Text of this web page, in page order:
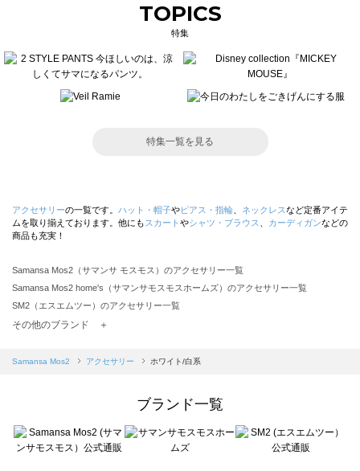
TOPICS
特集
特集一覧を見る
アクセサリーの一覧です。 ハット・帽子やピアス・指輪 ネックレスなど定番アイテ
ムを取り揃えております。他にも スカート やシャツ・ブラウス カーディガンなどの
商品も充実！
Samansa Mos2（サマンサ モスモス）のアクセサリー一覧
Samansa Mos2 home's（サマンサモスモスホームズ）のアクセサリー一覧
SM2（エスエムツー）のアクセサリー一覧
TSUHARU by Samansa Mos2（ツハルバイサマンサモスモス）のアクセサリー一覧
Samansa Mos2 blue（サマンサモスモス ブルー）のアクセサリー一覧
sō4ū（ソウフォーユー）のアクセサリー一覧
Te chichi（テチチ）のアクセサリー一覧
Te chichi CLASSIC（テチチ クラシック）のアクセサリー一覧
その他のブランド ＋
Samansa Mos2 アクセサリー ホワイト/白系
ブランド一覧